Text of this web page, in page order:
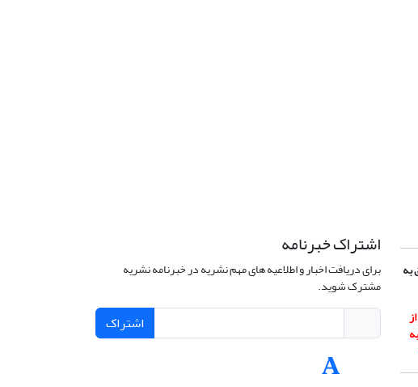
به
اشتراک خبرنامه
برای دریافت اخبار و اطلاعیه های مهم نشریه در خبرنامه نشریه
مشترک شوید.
اشتراک